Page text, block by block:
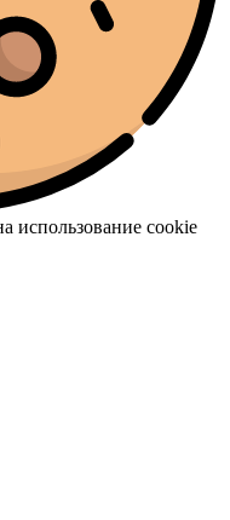
использование cookie